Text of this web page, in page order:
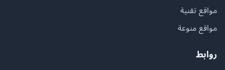
مواقع تقنية
مواقع منوعة
روابط